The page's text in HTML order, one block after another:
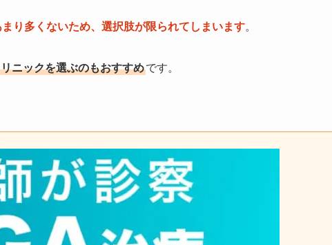
り多くないため、選択肢が限られてしまいます。
ニックを選ぶのもおすすめです。